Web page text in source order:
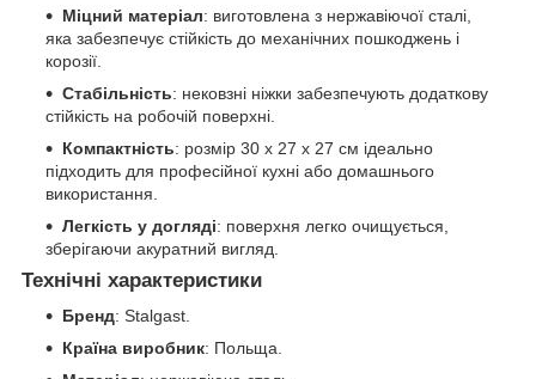
Міцний матеріал: виготовлена з нержавіючої сталі,
яка забезпечує стійкість до механічних пошкоджень і
корозії.
Стабільність: нековзні ніжки забезпечують додаткову
стійкість на робочій поверхні.
Компактність: розмір 30 х 27 х 27 см ідеально
підходить для професійної кухні або домашнього
використання.
Легкість у догляді: поверхня легко очищується,
зберігаючи акуратний вигляд.
Технічні характеристики
Бренд: Stalgast.
Країна виробник: Польща.